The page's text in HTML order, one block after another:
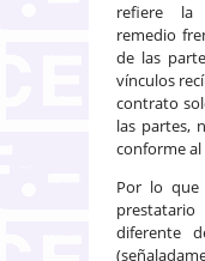
refiere la
remedio
de las
vínculos
contrato
las partes,
conforme al
Por lo que
diferente